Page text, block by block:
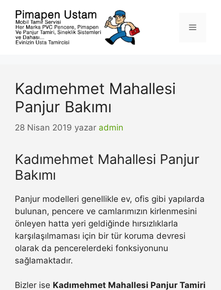
Menü
Kadımehmet Mahallesi
Panjur Bakımı
28 Nisan 2019 yazar admin
Kadımehmet Mahallesi Panjur
Bakımı
Panjur modelleri genellikle ev, ofis gibi yapılarda
bulunan, pencere ve camlarımızın kirlenmesini
önleyen hatta yeri geldiğinde hırsızlıklarla
karşılaşılmaması için bir tür koruma devresi
olarak da pencerelerdeki fonksiyonunu
sağlamaktadır.
Bizler ise Kadımehmet Mahallesi Panjur Tamiri